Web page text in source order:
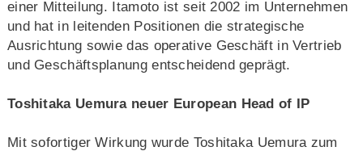
einer Mitteilung. Itamoto ist seit 2002 im Unternehmen
und hat in leitenden Positionen die strategische
Ausrichtung sowie das operative Geschäft in Vertrieb
und Geschäftsplanung entscheidend geprägt.
Toshitaka Uemura neuer European Head of IP
Mit sofortiger Wirkung wurde Toshitaka Uemura zum